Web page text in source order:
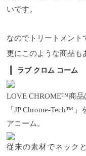
いです。
なのでトリートメント
更にこのような商品も
ラブ クロム コーム
LOVE CHROME™商品
「JP Chrome-Tech™
アコーム。
従来の素材でネック